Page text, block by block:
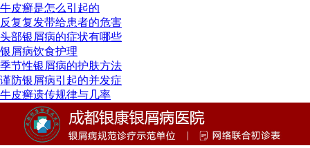
牛皮癣是怎么引起的
反复复发带给患者的危害
头部银屑病的症状有哪些
银屑病饮食护理
季节性银屑病的护肤方法
谨防银屑病引起的并发症
牛皮癣遗传规律与几率